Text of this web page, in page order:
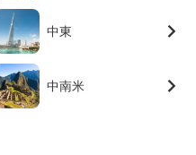
中東
中南米